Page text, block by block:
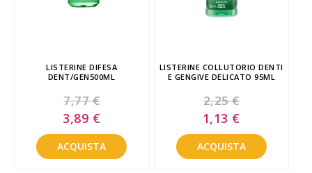
LISTERINE DIFESA
DENT/GEN500ML
7,77 €
Special
Price
3,89 €
ACQUISTA
LISTERINE COLLUTORIO DENTI
E GENGIVE DELICATO 95ML
2,25 €
Special
Price
1,13 €
ACQUISTA